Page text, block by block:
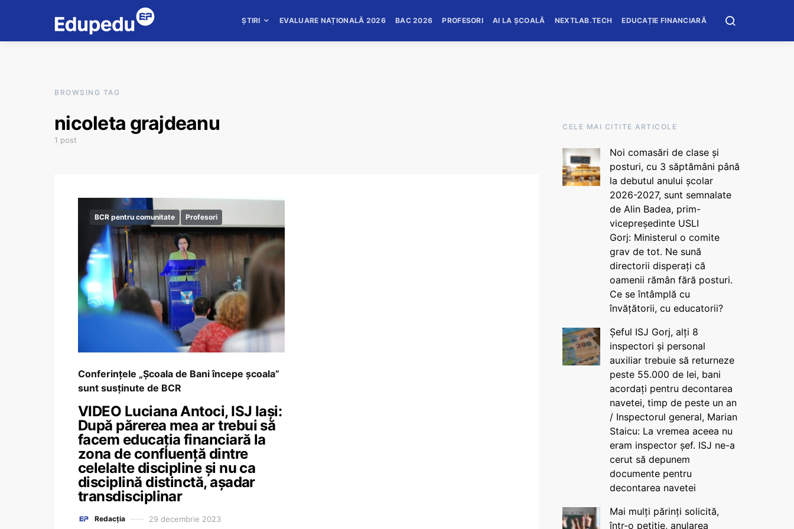
ȘTIRI EVALUARE NAȚIONALĂ 2026 BAC 2026 PROFESORI AI LA ȘCOALĂ NEXTLAB.TECH EDUCAȚIE FINANCIARĂ
BROWSING TAG
nicoleta grajdeanu
1 post
BCR pentru comunitate Profesori
Conferințele „Școala de Bani începe școala”
sunt susținute de BCR
VIDEO Luciana Antoci, ISJ Iași:
După părerea mea ar trebui să
facem educația financiară la
zona de confluență dintre
celelalte discipline și nu ca
disciplină distinctă, așadar
transdisciplinar
Redacția 29 decembrie 2023
CELE MAI CITITE ARTICOLE
Noi comasări de clase și
posturi, cu 3 săptămâni până
la debutul anului școlar
2026-2027, sunt semnalate
de Alin Badea, prim-
vicepreședinte USLI
Gorj: Ministerul o comite
grav de tot. Ne sună
directorii disperați că
oamenii rămân fără posturi.
Ce se întâmplă cu
învățătorii, cu educatorii?
Șeful ISJ Gorj, alți 8
inspectori și personal
auxiliar trebuie să returneze
peste 55.000 de lei, bani
acordați pentru decontarea
navetei, timp de peste un an
/ Inspectorul general, Marian
Staicu: La vremea aceea nu
eram inspector șef. ISJ ne-a
cerut să depunem
documente pentru
decontarea navetei
Mai mulți părinți solicită,
într-o petiție, anularea